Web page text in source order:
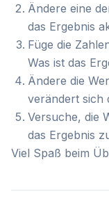
Ändere eine
das Ergebnis
Füge die
Was ist das
Ändere die
verändert sich
Versuche, die
das Ergebnis
Viel Spaß beim